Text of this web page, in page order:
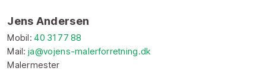
​Jens Andersen
Mobil:40 31 77 88
Mail:ja@vojens-malerforretning.dk
​Malermester​